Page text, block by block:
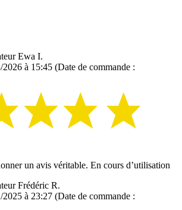
Ewa I.
2026 à 15:45 (Date de commande :
un avis véritable. En cours d’utilisation
Frédéric R.
2025 à 23:27 (Date de commande :